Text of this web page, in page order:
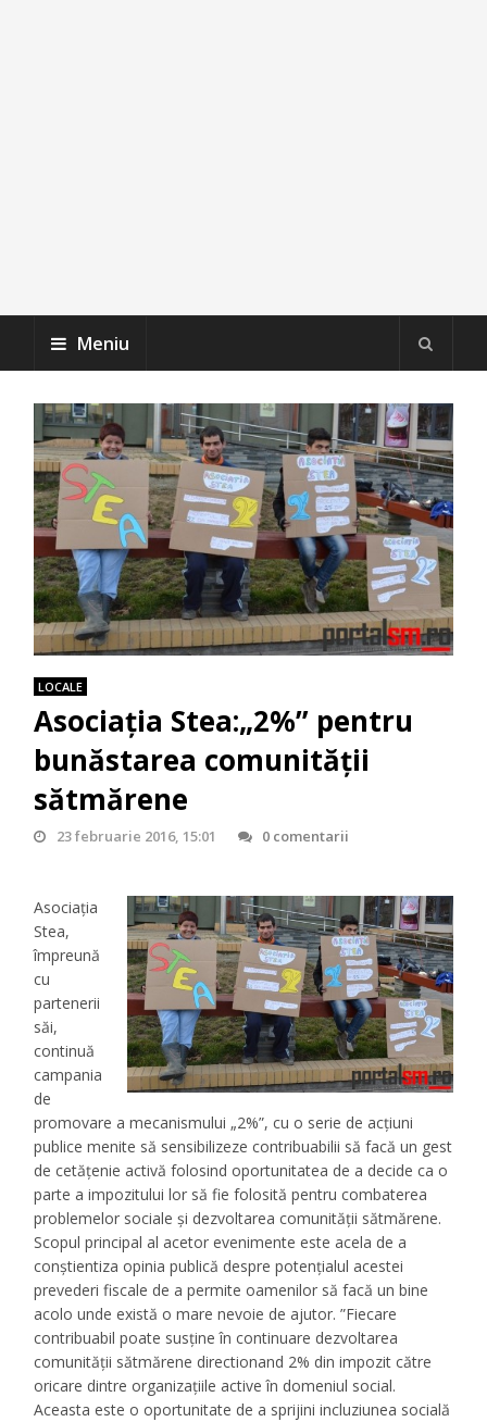
Meniu
LOCALE
Asociația Stea:„2%” pentru
bunăstarea comunității
sătmărene
23 februarie 2016, 15:01 0 comentarii
Asociația
Stea,
împreună
cu
partenerii
săi,
continuă
campania
de
promovare a mecanismului „2%”, cu o serie de acțiuni
publice menite să sensibilizeze contribuabilii să facă un gest
de cetățenie activă folosind oportunitatea de a decide ca o
parte a impozitului lor să fie folosită pentru combaterea
problemelor sociale și dezvoltarea comunității sătmărene.
Scopul principal al acetor evenimente este acela de a
conștientiza opinia publică despre potențialul acestei
prevederi fiscale de a permite oamenilor să facă un bine
acolo unde există o mare nevoie de ajutor. ”Fiecare
contribuabil poate susține în continuare dezvoltarea
comunității sătmărene directionand 2% din impozit către
oricare dintre organizațiile active în domeniul social.
Aceasta este o oportunitate de a sprijini incluziunea socială